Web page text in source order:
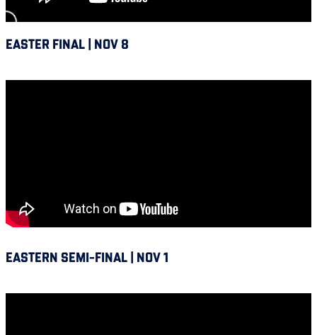
EASTER FINAL | NOV 8
EASTERN SEMI-FINAL | NOV 1